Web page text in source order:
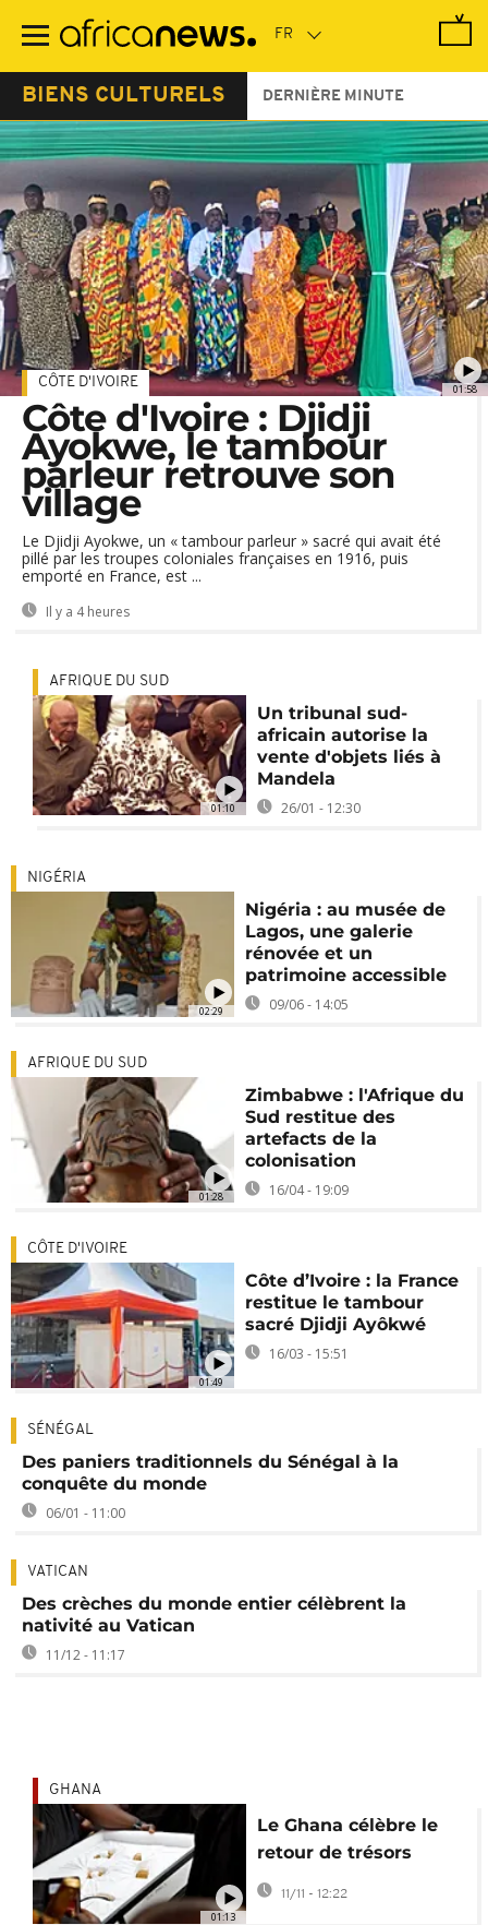
contenu
BIENS CULTURELS DERNIÈRE MINUTE
01:58
CÔTE D'IVOIRE
Côte d'Ivoire : Djidji
Ayokwe, le tambour
parleur retrouve son
village
Le Djidji Ayokwe, un « tambour parleur » sacré qui avait été
pillé par les troupes coloniales françaises en 1916, puis
emporté en France, est ...
Il y a 4 heures
01:10
AFRIQUE DU SUD
Un tribunal sud-
africain autorise la
vente d'objets liés à
Mandela
26/01 - 12:30
02:29
NIGÉRIA
Nigéria : au musée de
Lagos, une galerie
rénovée et un
patrimoine accessible
09/06 - 14:05
01:28
AFRIQUE DU SUD
Zimbabwe : l'Afrique du
Sud restitue des
artefacts de la
colonisation
16/04 - 19:09
01:49
CÔTE D'IVOIRE
Côte d’Ivoire : la France
restitue le tambour
sacré Djidji Ayôkwé
16/03 - 15:51
SÉNÉGAL
Des paniers traditionnels du Sénégal à la
conquête du monde
06/01 - 11:00
VATICAN
Des crèches du monde entier célèbrent la
nativité au Vatican
11/12 - 11:17
01:13
GHANA
Le Ghana célèbre le
retour de trésors
ashantis pillés
pendant la
11/11 - 12:22